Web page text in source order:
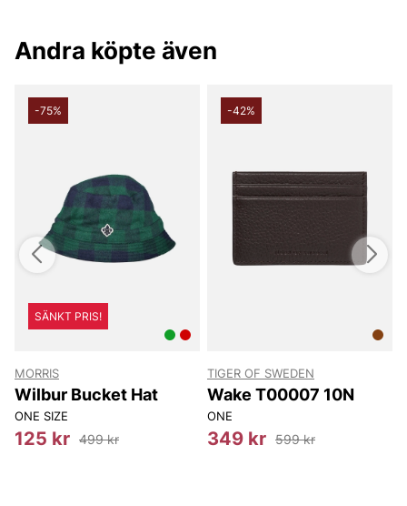
Andra köpte även
-75%
SÄNKT PRIS!
MORRIS
Wilbur Bucket Hat
ONE SIZE
125 kr 499 kr
-42%
TIGER OF SWEDEN
Wake T00007 10N
ONE
349 kr 599 kr